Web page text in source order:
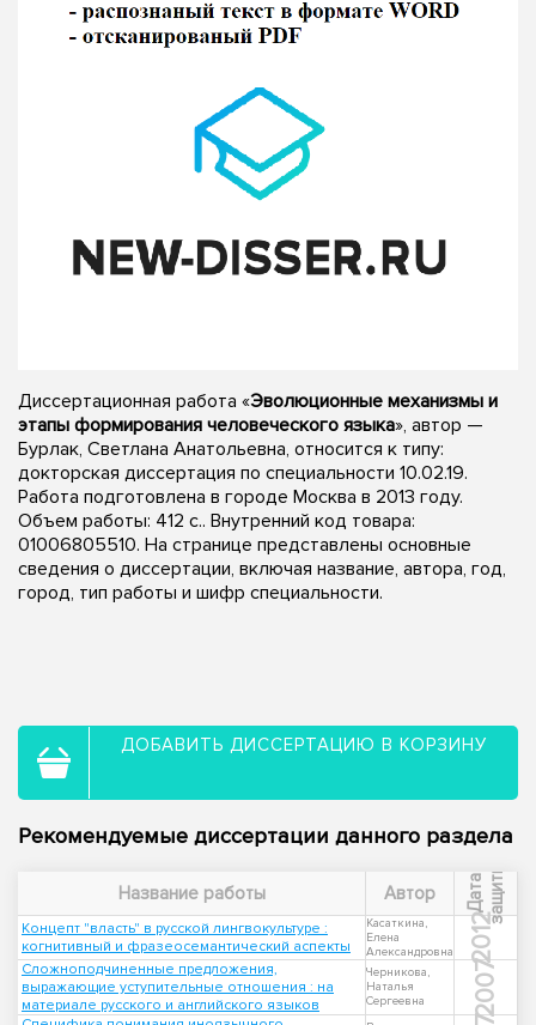
Диссертационная работа «Эволюционные механизмы и
этапы формирования человеческого языка», автор —
Бурлак, Светлана Анатольевна, относится к типу:
докторская диссертация по специальности 10.02.19.
Работа подготовлена в городе Москва в 2013 году.
Объем работы: 412 с.. Внутренний код товара:
01006805510. На странице представлены основные
сведения о диссертации, включая название, автора, год,
город, тип работы и шифр специальности.
ДОБАВИТЬ ДИССЕРТАЦИЮ В КОРЗИНУ
Рекомендуемые диссертации данного раздела
Название работы Автор Д
а
т
а
з
а
щ
и
т ы
Концепт "власть" в русской лингвокультуре :
когнитивный и фразеосемантический аспекты
Касаткина,
Елена
Александровна
2012
Сложноподчиненные предложения,
выражающие уступительные отношения : на
материале русского и английского языков
Черникова,
Наталья
Сергеевна
2007